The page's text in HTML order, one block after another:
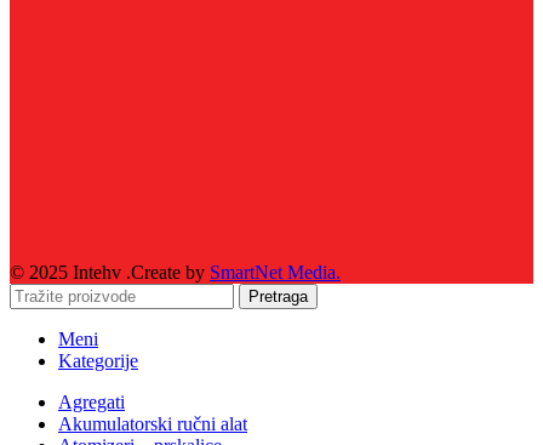
© 2025 Intehv .Create by SmartNet Media.
Pretraga
Meni
Kategorije
Agregati
Akumulatorski ručni alat